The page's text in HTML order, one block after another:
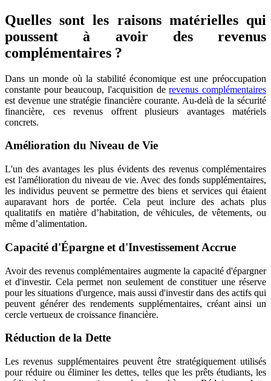
Quelles sont les raisons matérielles qui
poussent à avoir des revenus
complémentaires ?
Dans un monde où la stabilité économique est une préoccupation
constante pour beaucoup, l'acquisition derevenus complémentaires
est devenue une stratégie financière courante. Au-delà de la sécurité
financière, ces revenus offrent plusieurs avantages matériels
concrets.
Amélioration du Niveau de Vie
L'un des avantages les plus évidents des revenus complémentaires
est l'amélioration du niveau de vie. Avec des fonds supplémentaires,
les individus peuvent se permettre des biens et services qui étaient
auparavant hors de portée. Cela peut inclure des achats plus
qualitatifs en matière d’habitation, de véhicules, de vêtements, ou
même d’alimentation.
Capacité d'Épargne et d'Investissement Accrue
Avoir des revenus complémentaires augmente la capacité d'épargner
et d'investir. Cela permet non seulement de constituer une réserve
pour les situations d'urgence, mais aussi d'investir dans des actifs qui
peuvent générer des rendements supplémentaires, créant ainsi un
cercle vertueux de croissance financière.
Réduction de la Dette
Les revenus supplémentaires peuvent être stratégiquement utilisés
pour réduire ou éliminer les dettes, telles que les prêts étudiants, les